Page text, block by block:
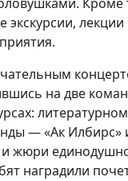
на две
— «Ак Илбирс»
и жюри
наградили